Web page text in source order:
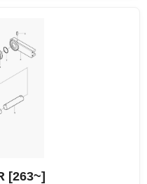
[263~]